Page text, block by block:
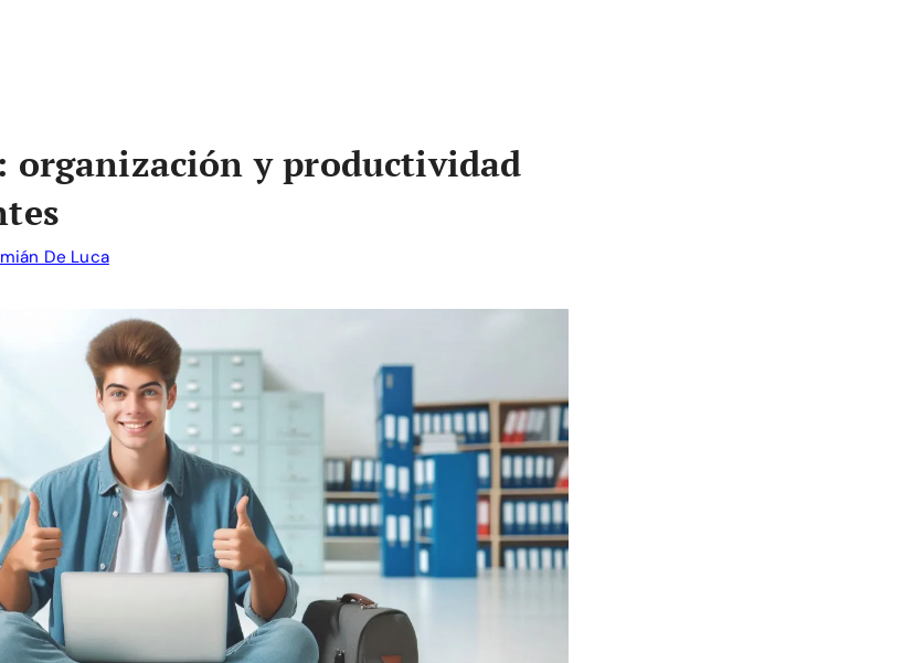
organización y productividad
De Luca